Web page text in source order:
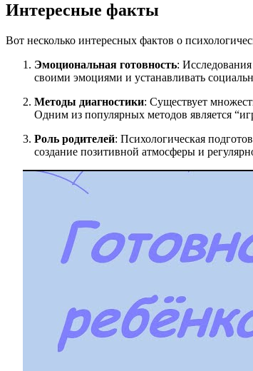
Интересные факты
Вот несколько интересных фактов о
Эмоциональная готовность:
своими эмоциями и устанавливать
Методы диагностики: Существует
Одним из популярных методов является
Роль родителей: Психологическая
создание позитивной атмосферы и